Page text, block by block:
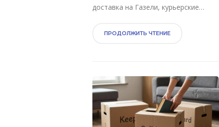
доставка на Газели, курьерские
заработку, налогам и выбору ниши.
ПРОДОЛЖИТЬ ЧТЕНИЕ